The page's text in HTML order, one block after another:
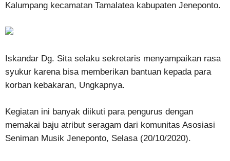
Kalumpang kecamatan Tamalatea kabupaten Jeneponto.
Iskandar Dg. Sita selaku sekretaris menyampaikan rasa
syukur karena bisa memberikan bantuan kepada para
korban kebakaran, Ungkapnya.
Kegiatan ini banyak diikuti para pengurus dengan
memakai baju atribut seragam dari komunitas Asosiasi
Seniman Musik Jeneponto, Selasa (20/10/2020).